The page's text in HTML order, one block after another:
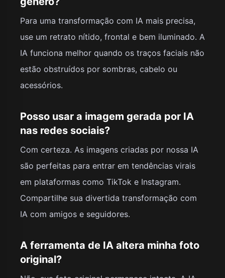
Para uma transformação com IA mais precisa,
use um retrato nítido, frontal e bem iluminado. A
IA funciona melhor quando os traços faciais não
estão obstruídos por sombras, cabelo ou
acessórios.
Posso usar a imagem gerada por IA
nas redes sociais?
Com certeza. As imagens criadas por nossa IA
são perfeitas para entrar em tendências virais
em plataformas como TikTok e Instagram.
Compartilhe sua divertida transformação com
IA com amigos e seguidores.
A ferramenta de IA altera minha foto
original?